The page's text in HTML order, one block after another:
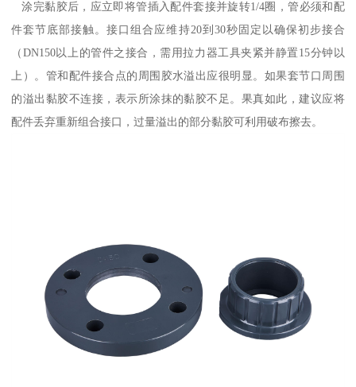
涂完黏胶后，应立即将管插入配件套接并旋转1/4圈，管必须和配
件套节底部接触。接口组合应维持20到30秒固定以确保初步接合
（DN150以上的管件之接合，需用拉力器工具夹紧并静置15分钟以
上）。管和配件接合点的周围胶水溢出应很明显。如果套节口周围
的溢出黏胶不连接，表示所涂抹的黏胶不足。果真如此，建议应将
配件丢弃重新组合接口，过量溢出的部分黏胶可利用破布擦去。